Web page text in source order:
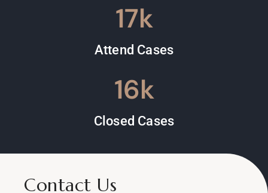
Happy Customers
17k
Attend Cases
16k
Closed Cases